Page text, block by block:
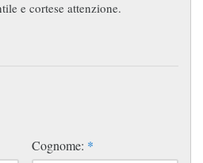
e cortese attenzione.
Cognome: *